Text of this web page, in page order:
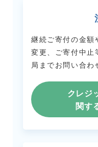
継続ご寄付の金額
変更、ご寄付中止
局までお問い合わ
クレジ
関す